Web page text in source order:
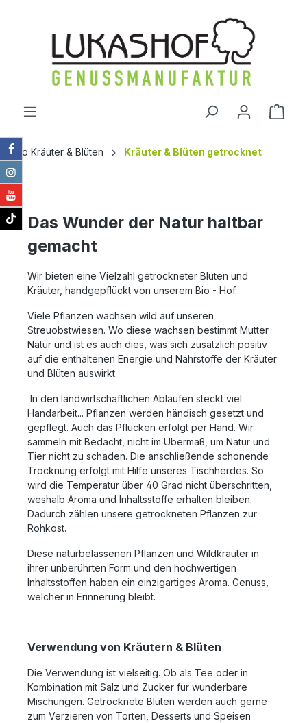
Bio Kräuter & Blüten Kräuter & Blüten getrocknet
Das Wunder der Natur haltbar
gemacht
Wir bieten eine Vielzahl getrockneter Blüten und
Kräuter, handgepflückt von unserem Bio - Hof.
Viele Pflanzen wachsen wild auf unseren
Streuobstwiesen. Wo diese wachsen bestimmt Mutter
Natur und ist es auch dies, was sich zusätzlich positiv
auf die enthaltenen Energie und Nährstoffe der Kräuter
und Blüten auswirkt.
In den landwirtschaftlichen Abläufen steckt viel
Handarbeit... Pflanzen werden händisch gesetzt und
gepflegt. Auch das Pflücken erfolgt per Hand. Wir
sammeln mit Bedacht, nicht im Übermaß, um Natur und
Tier nicht zu schaden. Die anschließende schonende
Trocknung erfolgt mit Hilfe unseres Tischherdes. So
wird die Temperatur über 40 Grad nicht überschritten,
weshalb Aroma und Inhaltsstoffe erhalten bleiben.
Dadurch zählen unsere getrockneten Pflanzen zur
Rohkost.
Diese naturbelassenen Pflanzen und Wildkräuter in
ihrer unberührten Form und den hochwertigen
Inhaltsstoffen haben ein einzigartiges Aroma. Genuss,
welcher in Erinnerung bleibt.
Verwendung von Kräutern & Blüten
Die Verwendung ist vielseitig. Ob als Tee oder in
Kombination mit Salz und Zucker für wunderbare
Mischungen. Getrocknete Blüten werden auch gerne
zum Verzieren von Torten, Desserts und Speisen